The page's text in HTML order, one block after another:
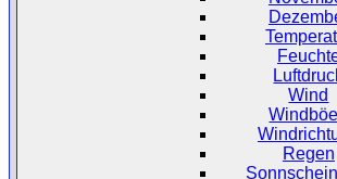
Wind
Regen